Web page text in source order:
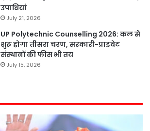
उपाधियां
July 21, 2026
UP Polytechnic Counselling 2026: कल से
शुरू होगा तीसरा चरण, सरकारी-प्राइवेट
संस्थानों की फीस भी तय
July 15, 2026